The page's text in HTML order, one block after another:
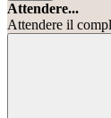
Attendere...
Attendere il